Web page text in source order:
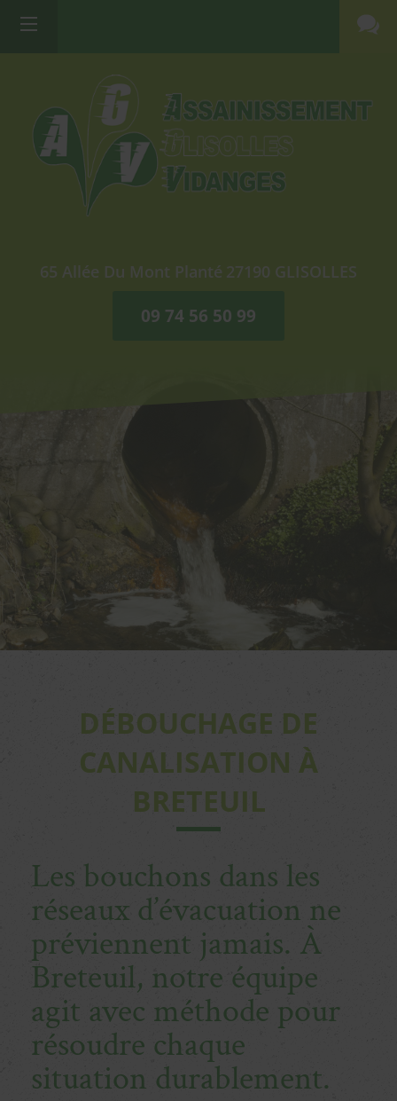
65 Allée Du Mont Planté 27190 GLISOLLES
09 74 56 50 99
DÉBOUCHAGE DE
CANALISATION À
BRETEUIL
Les bouchons dans les
réseaux d’évacuation ne
préviennent jamais. À
Breteuil, notre équipe
agit avec méthode pour
résoudre chaque
situation durablement.